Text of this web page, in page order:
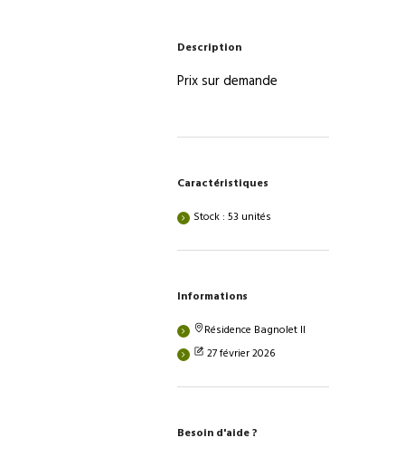
Description
Prix sur demande
Caractéristiques
Stock : 53 unités
Informations
Résidence Bagnolet II
27 février 2026
Besoin d'aide ?